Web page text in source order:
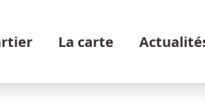
La carte